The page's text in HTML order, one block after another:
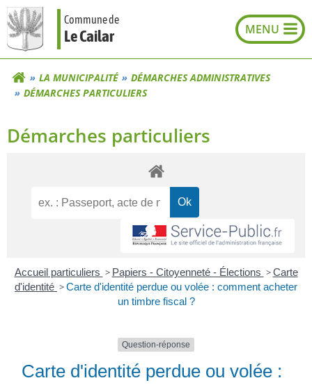
Aller
au
contenu
Commune de
Le Cailar
LA MUNICIPALITÉ
DÉMARCHES ADMINISTRATIVES
DÉMARCHES PARTICULIERS
Démarches particuliers
Accueil particuliers > Papiers - Citoyenneté - Élections > Carte
d'identité >Carte d'identité perdue ou volée : comment acheter
un timbre fiscal ?
Question-réponse
Carte d'identité perdue ou volée :